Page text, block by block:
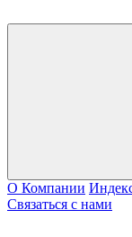
О Компании
Связаться с нами